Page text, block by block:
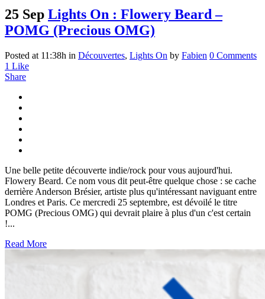
25 Sep Lights On : Flowery Beard –
POMG (Precious OMG)
Posted at 11:38h in Découvertes, Lights On by Fabien 0 Comments
1 Like
Share
Une belle petite découverte indie/rock pour vous aujourd'hui.
Flowery Beard. Ce nom vous dit peut-être quelque chose : se cache
derrière Anderson Brésier, artiste plus qu'intéressant naviguant entre
Londres et Paris. Ce mercredi 25 septembre, est dévoilé le titre
POMG (Precious OMG) qui devrait plaire à plus d'un c'est certain
!...
Read More